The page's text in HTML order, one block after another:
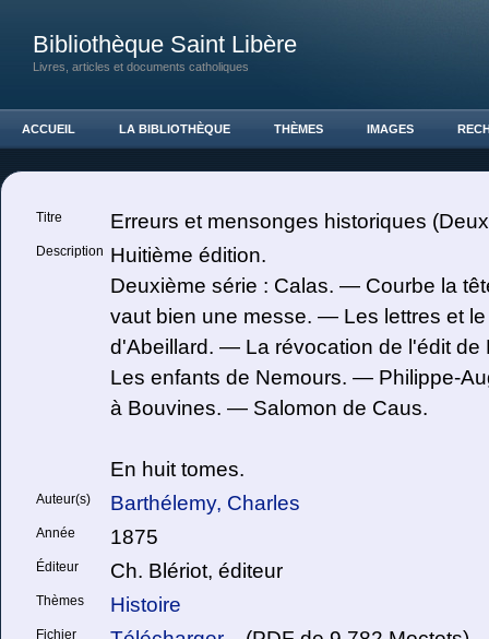
Bibliothèque Saint Libère
Livres, articles et documents catholiques
ACCUEIL LA BIBLIOTHÈQUE THÈMES IMAGES
Titre Erreurs et mensonges historiques
Description Huitième édition.
Deuxième série : Calas. — Courbe la
vaut bien une messe. — Les lettres et
d'Abeillard. — La révocation de l'édit
Les enfants de Nemours. — Philippe-
à Bouvines. — Salomon de Caus.
En huit tomes.
Auteur(s) Barthélemy, Charles
Année 1875
Éditeur Ch. Blériot, éditeur
Thèmes Histoire
Fichier